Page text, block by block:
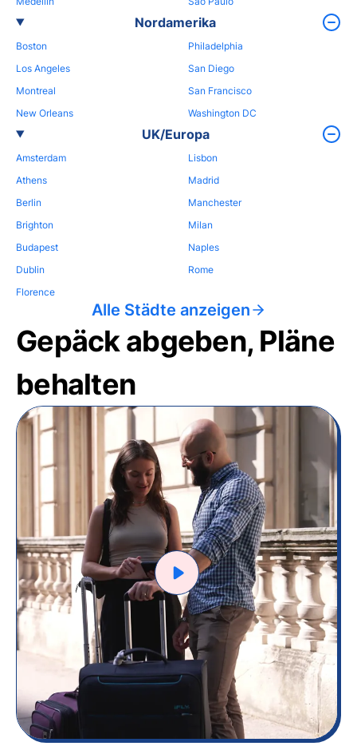
Nordamerika
Boston
Los Angeles
Montreal
New Orleans
Philadelphia
San Diego
San Francisco
Washington DC
UK/Europa
Amsterdam
Athens
Berlin
Brighton
Budapest
Dublin
Florence
Lisbon
Madrid
Manchester
Milan
Naples
Rome
Alle Städte anzeigen
Gepäck abgeben, Pläne
behalten